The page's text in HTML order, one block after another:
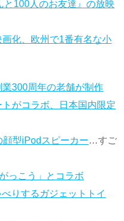
100人のお友達』の放映
化、欧州で1番有名な小
300周年の老舗が制作
がコラボ、日本国内限定
型iPodスピーカー…すご
っこう」とコラボ
りするガジェットトイ